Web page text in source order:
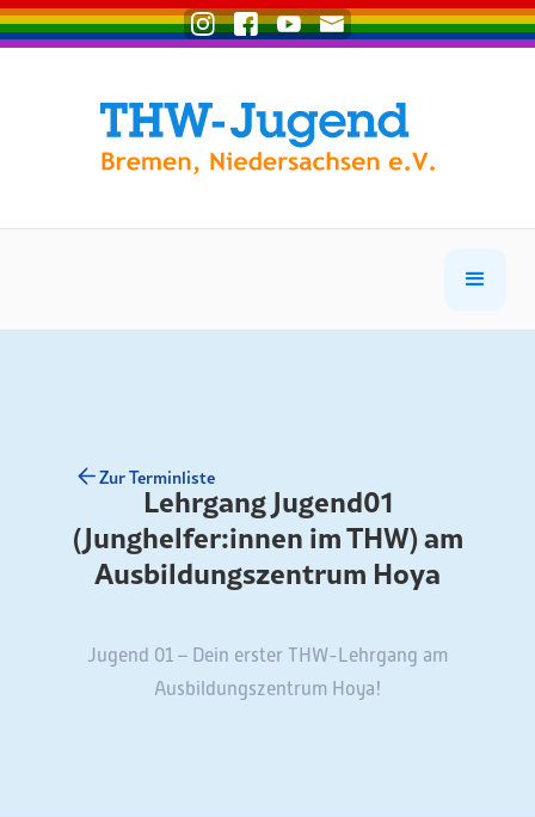
Zur Terminliste
Lehrgang Jugend01
(Junghelfer:innen im THW) am
Ausbildungszentrum Hoya
Jugend 01 – Dein erster THW-Lehrgang am
Ausbildungszentrum Hoya!